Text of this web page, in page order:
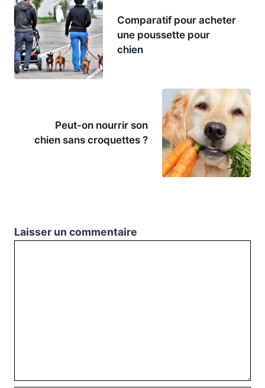
Comparatif pour acheter
une poussette pour
chien
Peut-on nourrir son
chien sans croquettes ?
Laisser un commentaire